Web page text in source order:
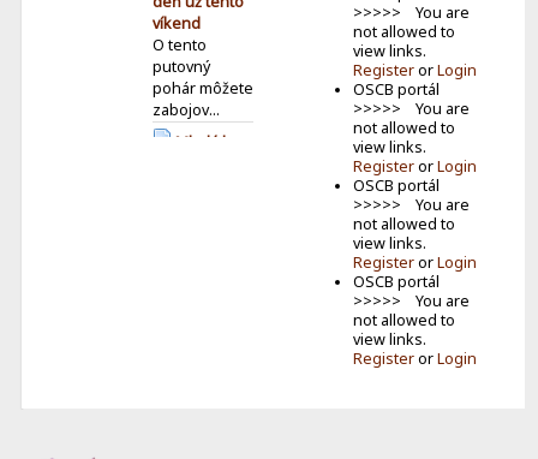
víkend
O tento
putovný
pohár môžete
zabojov...
Mladá krv
>>>>> You are
not allowed to
view links.
RegisterorLogin
OSCB portál
>>>>> You are
not allowed to
view links.
RegisterorLogin
OSCB portál
>>>>> You are
not allowed to
view links.
RegisterorLogin
OSCB portál
>>>>> You are
not allowed to
view links.
RegisterorLogin